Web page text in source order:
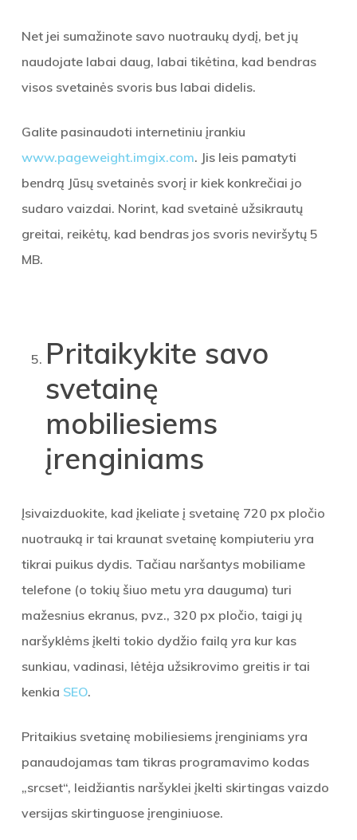
Net jei sumažinote savo nuotraukų dydį, bet jų
naudojate labai daug, labai tikėtina, kad bendras
visos svetainės svoris bus labai didelis.
Galite pasinaudoti internetiniu įrankiu
www.pageweight.imgix.com. Jis leis pamatyti
bendrą Jūsų svetainės svorį ir kiek konkrečiai jo
sudaro vaizdai. Norint, kad svetainė užsikrautų
greitai, reikėtų, kad bendras jos svoris neviršytų 5
MB.
Pritaikykite savo
svetainę
mobiliesiems
įrenginiams
Įsivaizduokite, kad įkeliate į svetainę 720 px pločio
nuotrauką ir tai kraunat svetainę kompiuteriu yra
tikrai puikus dydis. Tačiau naršantys mobiliame
telefone (o tokių šiuo metu yra dauguma) turi
mažesnius ekranus, pvz., 320 px pločio, taigi jų
naršyklėms įkelti tokio dydžio failą yra kur kas
sunkiau, vadinasi, lėtėja užsikrovimo greitis ir tai
kenkia SEO.
Pritaikius svetainę mobiliesiems įrenginiams yra
panaudojamas tam tikras programavimo kodas
„srcset“, leidžiantis naršyklei įkelti skirtingas vaizdo
versijas skirtinguose įrenginiuose.